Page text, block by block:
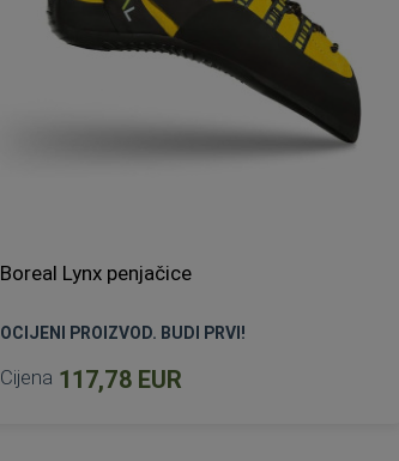
Boreal Lynx penjačice
OCIJENI PROIZVOD. BUDI PRVI!
Cijena 117,78 EUR